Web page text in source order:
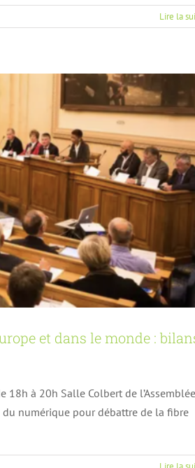
Lire la
et dans le monde :
18h à 20h Salle Colbert de l’Assemblée
du numérique pour débattre de la fibre